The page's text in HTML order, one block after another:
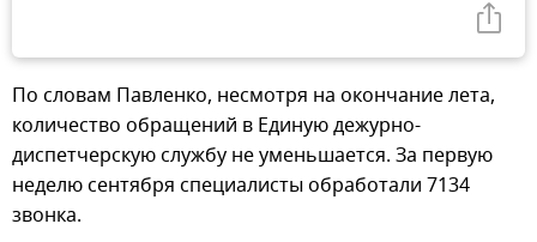
По словам Павленко, несмотря на окончание лета,
количество обращений в Единую дежурно-
диспетчерскую службу не уменьшается. За первую
неделю сентября специалисты обработали 7134
звонка.